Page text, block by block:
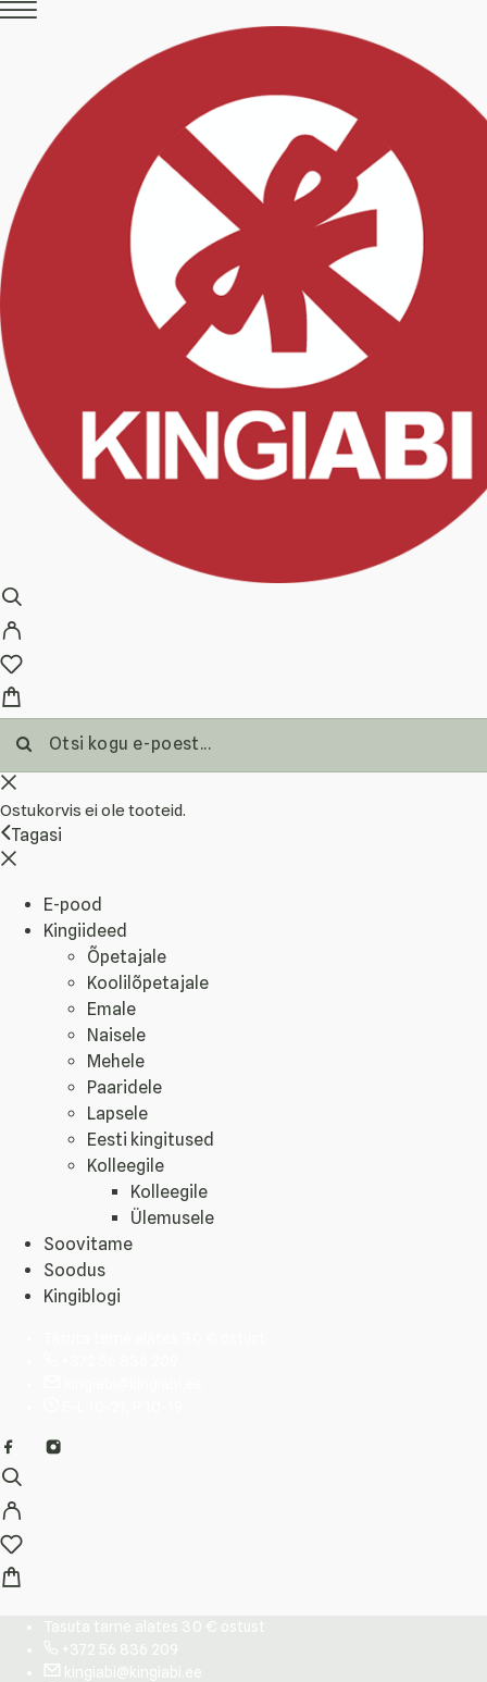
Ostukorvis ei ole tooteid.
Tagasi
E-pood
Kingiideed
Õpetajale
Koolilõpetajale
Emale
Naisele
Mehele
Paaridele
Lapsele
Eesti kingitused
Kolleegile
Kolleegile
Ülemusele
Soovitame
Soodus
Kingiblogi
Tasuta tarne alates 30 € ostust
+372 56 836 209
kingiabi@kingiabi.ee